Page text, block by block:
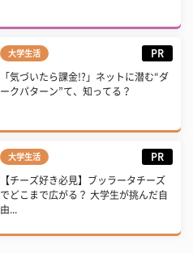
大学生活 PR
「気づいたら課金!?」ネットに潜む“ダ
ークパターン”て、知ってる？
大学生活 PR
【チーズ好き必見】ブッラータチーズ
でどこまで広がる？ 大学生が挑んだ自
由...